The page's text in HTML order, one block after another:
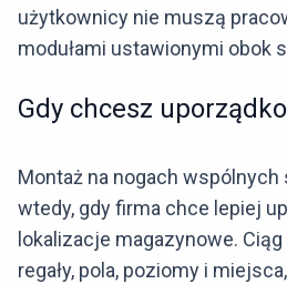
użytkownicy nie muszą
modułami ustawionymi obok
Gdy chcesz
Montaż na nogach
wtedy, gdy firma chce lepiej
lokalizacje magazynowe.
regały, pola, poziomy i